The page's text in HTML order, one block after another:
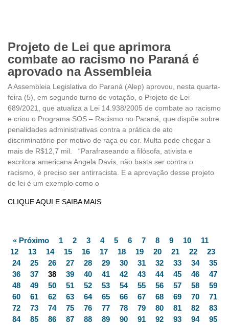
Projeto de Lei que aprimora
combate ao racismo no Paraná é
aprovado na Assembleia
A Assembleia Legislativa do Paraná (Alep) aprovou, nesta quarta-
feira (5), em segundo turno de votação, o Projeto de Lei
689/2021, que atualiza a Lei 14.938/2005 de combate ao racismo
e criou o Programa SOS – Racismo no Paraná, que dispõe sobre
penalidades administrativas contra a prática de ato
discriminatório por motivo de raça ou cor. Multa pode chegar a
mais de R$12,7 mil. “Parafraseando a filósofa, ativista e
escritora americana Angela Davis, não basta ser contra o
racismo, é preciso ser antirracista. E a aprovação desse projeto
de lei é um exemplo como o
CLIQUE AQUI E SAIBA MAIS
« Próximo 1 2 3 4 5 6 7 8 9 10
11
12
13 14 15 16 17 18 19 20 21 22
23
24
25 26 27 28 29 30 31 32 33 34
35
36
37 38 39 40 41 42 43 44 45 46
47
48
49 50 51 52 53 54 55 56 57 58
59
60
61 62 63 64 65 66 67 68 69 70
71
72
73 74 75 76 77 78 79 80 81 82
83
84
85 86 87 88 89 90 91 92 93 94
95